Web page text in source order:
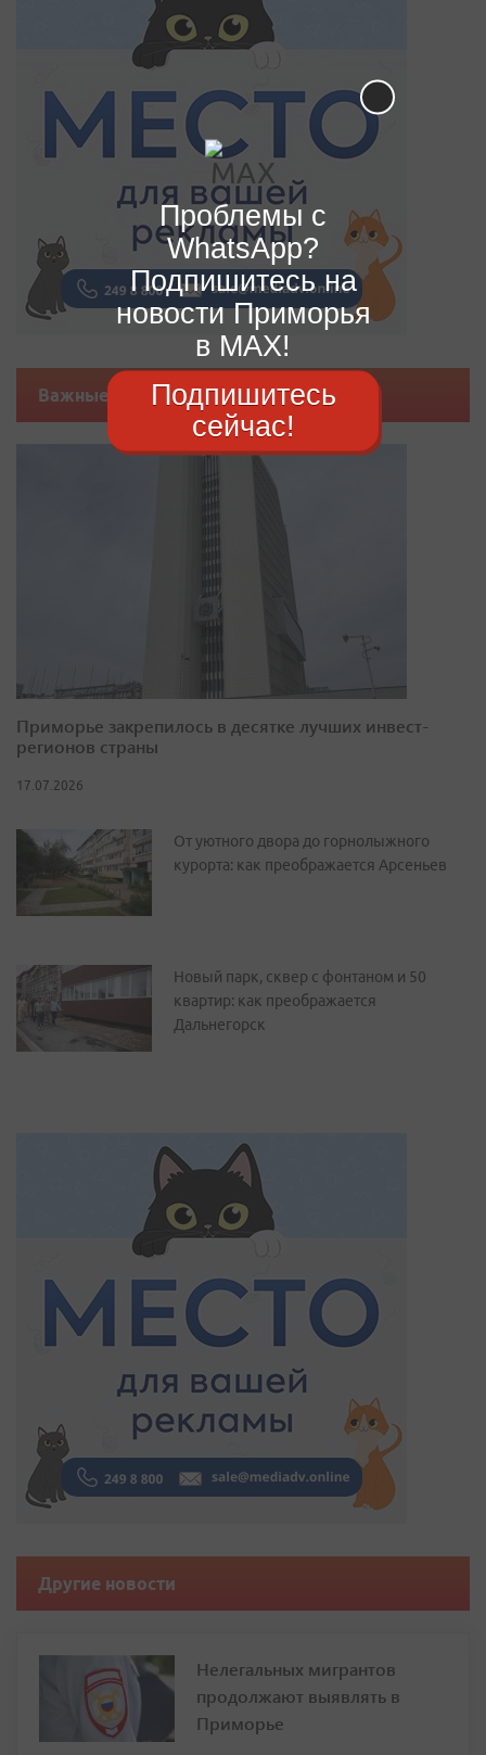
Важные новости
Приморье закрепилось в десятке лучших инвест-
регионов страны
17.07.2026
От уютного двора до горнолыжного
курорта: как преображается Арсеньев
Новый парк, сквер с фонтаном и 50
квартир: как преображается
Дальнегорск
Другие новости
Нелегальных мигрантов
продолжают выявлять в
Приморье
Проблемы с
WhatsApp?
Подпишитесь на
новости Приморья
в MAX!
Подпишитесь
сейчас!